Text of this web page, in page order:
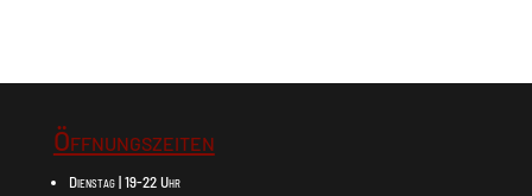
Öffnungszeiten
Dienstag | 19-22 Uhr